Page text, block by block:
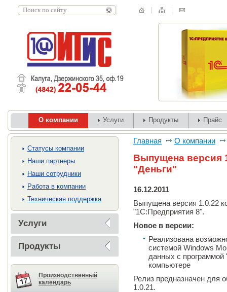
О компании Услуги Продукты Прайс
Cтатусы компании
Наши партнеры
Наши сотрудники
Работа в компании
Техническая поддержка
Услуги
Продукты
Производственный
календарь
Главная О компании
Выпущена версия
"Деньги"
16.12.2011
Выпущена версия 1.0.22
"1С:Предприятия 8".
Новое в версии:
Реализована
системой Windows
данных с программой
компьютере
Релиз предназначен для
1.0.21.